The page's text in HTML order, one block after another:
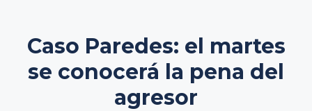
Caso Paredes: el martes
se conocerá la pena del
agresor